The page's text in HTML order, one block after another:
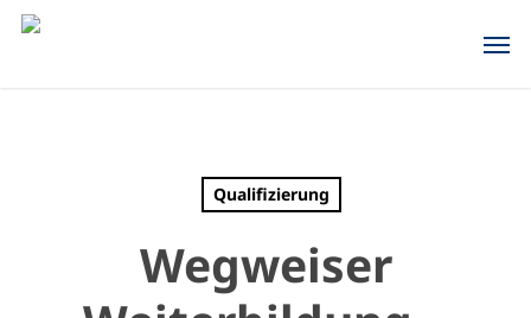
Skip
Qualifizierung
Wegweiser